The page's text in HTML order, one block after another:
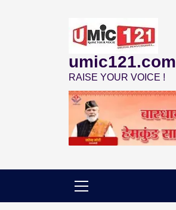
umic121.com
RAISE YOUR VOICE !